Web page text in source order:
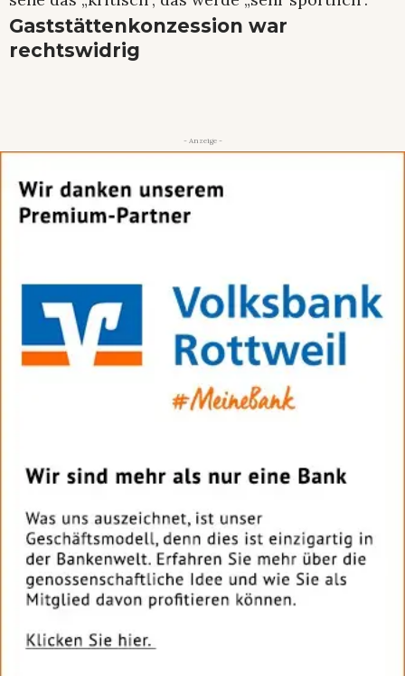
Gaststättenkonzession war
rechtswidrig
- Anzeige -